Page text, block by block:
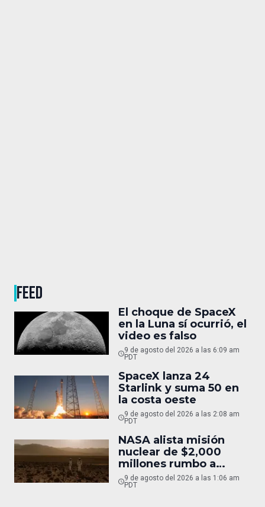
FEED
El choque de SpaceX
en la Luna sí ocurrió, el
video es falso
9 de agosto del 2026 a las 6:09 am
PDT
SpaceX lanza 24
Starlink y suma 50 en
la costa oeste
9 de agosto del 2026 a las 2:08 am
PDT
NASA alista misión
nuclear de $2,000
millones rumbo a
Marte
9 de agosto del 2026 a las 1:06 am
PDT